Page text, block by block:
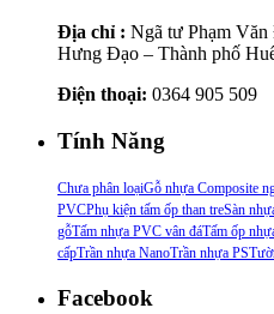
Địa chỉ : Ngã tư Phạm
Hưng Đạo – Thành phố
Điện thoại: 0364 905 509
Tính Năng
Chưa phân loạiGỗ nhựa Composite
PVCPhụ kiện tấm ốp than treSàn
gỗTấm nhựa PVC vân đáTấm ốp
cấpTrần nhựa NanoTrần nhựa PS
Facebook